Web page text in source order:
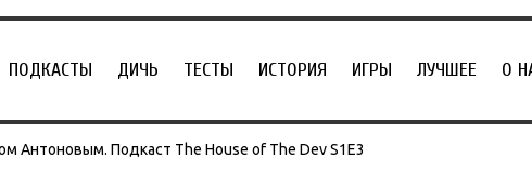
ПОДКАСТЫ ДИЧЬ ТЕСТЫ ИСТОРИЯ ИГРЫ ЛУЧШЕЕ О
Антоновым. Подкаст The House of The Dev S1E3